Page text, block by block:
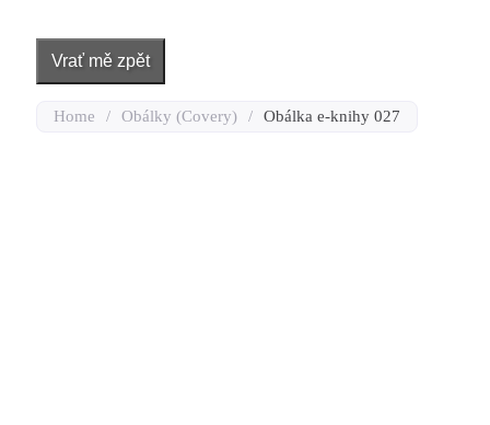
Vrať mě zpět
Home / Obálky (Covery) / Obálka e-knihy 027